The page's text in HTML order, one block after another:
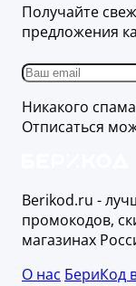
Получайте
предложения
Никакого
Отписаться
Berikod.ru -
промокодов,
магазинах
О нас БериКод